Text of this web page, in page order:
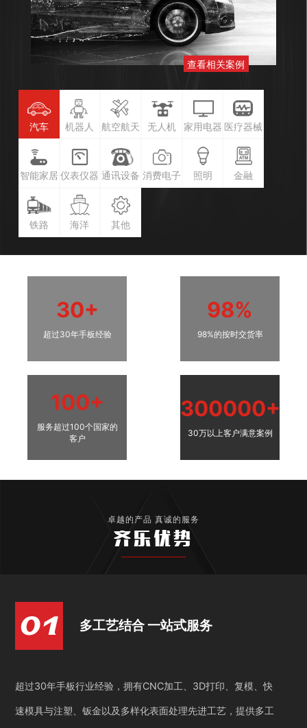
查看相关案例
汽车 机器人 航空航天 无人机 家用电器 医疗器械
智能家居 仪表仪器 通讯设备 消费电子 照明 金融
铁路 海洋 其他
30+
超过30年手板经验
98%
98%的按时交货率
100+
服务超过100个国家的
客户
300000+
30万以上客户满意案例
卓越的产品 真诚的服务
齐乐优势
多工艺结合 一站式服务
超过30年手板行业经验，拥有CNC加工、3D打印、复模、快
速模具与注塑、钣金以及多样化表面处理先进工艺，提供多工